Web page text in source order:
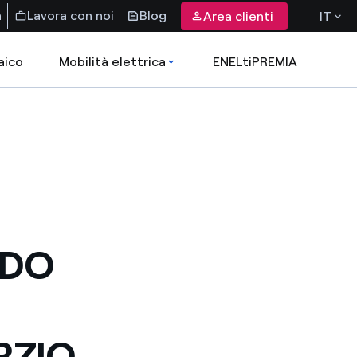
Lavora con noi Blog Area clienti IT
Mobilità elettrica ENELtiPREMIA